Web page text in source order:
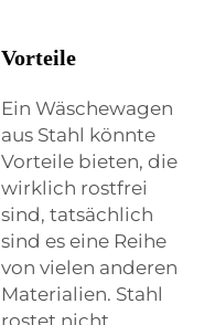
Vorteile
Ein Wäschewagen
aus Stahl könnte
Vorteile bieten, die
wirklich rostfrei
sind, tatsächlich
sind es eine Reihe
von vielen anderen
Materialien. Stahl
rostet nicht,